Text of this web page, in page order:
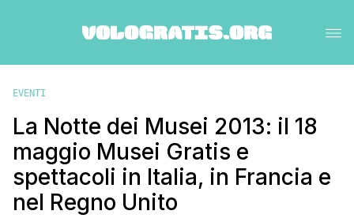
EVENTI
La Notte dei Musei 2013: il 18
maggio Musei Gratis e
spettacoli in Italia, in Francia e
nel Regno Unito